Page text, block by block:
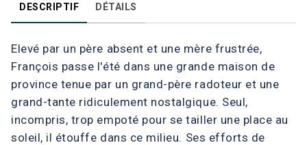
DESCRIPTIF DÉTAILS
Elevé par un père absent et une mère frustrée,
François passe l'été dans une grande maison de
province tenue par un grand-père radoteur et une
grand-tante ridiculement nostalgique. Seul,
incompris, trop empoté pour se tailler une place au
soleil, il étouffe dans ce milieu. Ses efforts de